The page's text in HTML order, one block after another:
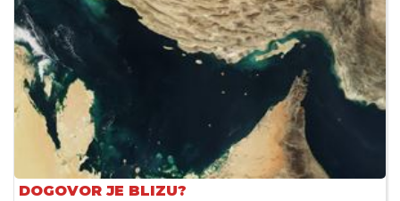
DOGOVOR JE BLIZU?